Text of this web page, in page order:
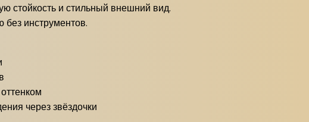
стойкость и стильный внешний вид.
инструментов.
через звёздочки